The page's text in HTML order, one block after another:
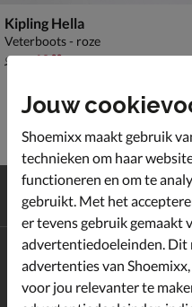
Kipling Hella
Veterboots - roze
van € 99,99 voor € 69,99
99 69,99
Gratisverzending en
Achterafbetalen
Altijd op de hoogte zijn?
Schrijf je in voor de Shoemixx
welkomstkorting!*
Jouw
Shoemixx maakt gebruik
technieken om haar
functioneren en om te
gebruikt. Met het
er tevens gebruik gemaakt
advertentiedoeleinden. Dit
advertenties van
voor jou relevanter te